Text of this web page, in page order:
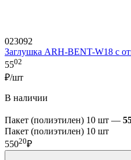
023092
Заглушка ARH-BENT-W18 с
5502
₽/шт
В наличии
Пакет (полиэтилен) 10 шт —
Пакет (полиэтилен) 10 шт
55020₽